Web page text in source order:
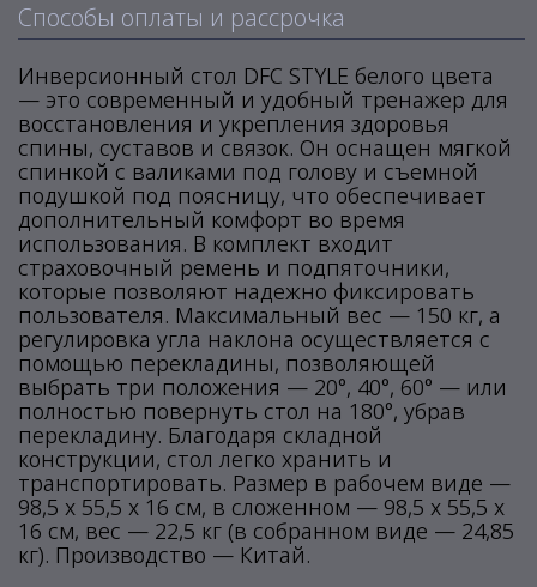
Способы оплаты и рассрочка
Инверсионный стол DFC STYLE белого цвета
— это современный и удобный тренажер для
восстановления и укрепления здоровья
спины, суставов и связок. Он оснащен мягкой
спинкой с валиками под голову и съемной
подушкой под поясницу, что обеспечивает
дополнительный комфорт во время
использования. В комплект входит
страховочный ремень и подпяточники,
которые позволяют надежно фиксировать
пользователя. Максимальный вес — 150 кг, а
регулировка угла наклона осуществляется с
помощью перекладины, позволяющей
выбрать три положения — 20°, 40°, 60° — или
полностью повернуть стол на 180°, убрав
перекладину. Благодаря складной
конструкции, стол легко хранить и
транспортировать. Размер в рабочем виде —
98,5 х 55,5 х 16 см, в сложенном — 98,5 х 55,5 х
16 см, вес — 22,5 кг (в собранном виде — 24,85
кг). Производство — Китай.